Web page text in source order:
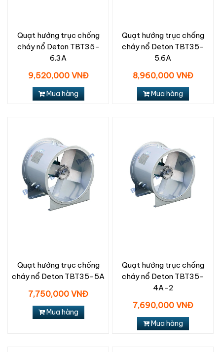
Quạt hướng trục chống
cháy nổ Deton TBT35-
6.3A
9,520,000 VNĐ
Mua hàng
Quạt hướng trục chống
cháy nổ Deton TBT35-
5.6A
8,960,000 VNĐ
Mua hàng
Quạt hướng trục chống
cháy nổ Deton TBT35-5A
7,750,000 VNĐ
Mua hàng
Quạt hướng trục chống
cháy nổ Deton TBT35-
4A-2
7,690,000 VNĐ
Mua hàng